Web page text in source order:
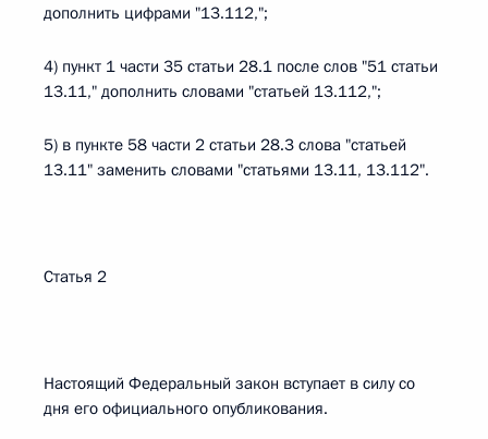
дополнить цифрами "13.112,";
4) пункт 1 части 35 статьи 28.1 после слов "51 статьи
13.11," дополнить словами "статьей 13.112,";
5) в пункте 58 части 2 статьи 28.3 слова "статьей
13.11" заменить словами "статьями 13.11, 13.112".
Статья 2
Настоящий Федеральный закон вступает в силу со
дня его официального опубликования.